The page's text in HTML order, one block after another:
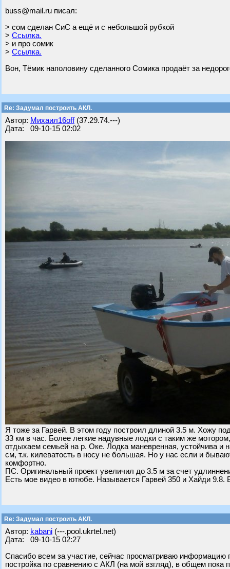
buss@mail.ru писал:
> сом сделан СиС а ещё и с небольшой рубкой
> Ссылка.
> и про сомик
> Ссылка.
Вон, Тёмик наполовину сделанного Сомика продаёт за
Re: Задумал построить АКЛ.
Автор: Михаил16off(37.29.74.---)
Дата: 09-10-15 02:02
Я тоже за Гарвей. В этом году построил длиной 3.5 м. Хожу
33 км в час. Более легкие надувные лодки с таким же
отдыхаем семьей на р. Оке. Лодка маневренная, устойчива и
см, т.к. килеватость в носу не большая. Но у нас если и
комфортно.
ПС. Оригинальный проект увеличил до 3.5 м за счет
Есть мое видео в ютюбе. Называется Гарвей 350 и Хайди 9.8.
Re: Задумал построить АКЛ.
Автор: kabani (---.pool.ukrtel.net)
Дата: 09-10-15 02:27
Спасибо всем за участие, сейчас просматриваю информацию
постройка по сравнению с АКЛ (на мой взгляд), в общем пока